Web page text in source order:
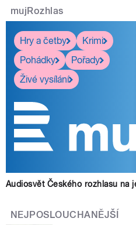
mujRozhlas
Hry a četby
Krimi
Pohádky
Pořady
Živé vysílání
Audiosvět Českého rozhlasu na
NEJPOSLOUCHANĚJŠÍ